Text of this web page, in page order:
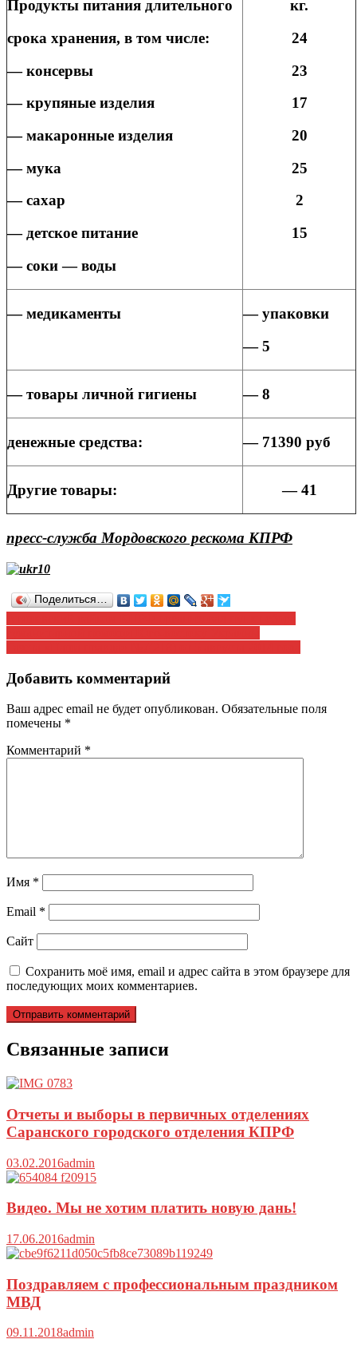
Продукты питания длительного
срока хранения, в том числе:
— консервы
— крупяные изделия
— макаронные изделия
— мука
— сахар
— детское питание
— соки — воды
кг.
24
23
17
20
25
2
15
— медикаменты
— упаковки
— 5
— товары личной гигиены — 8
денежные средства: — 71390 руб
Другие товары: — 41
пресс-служба Мордовского рескома КПРФ
Поделиться…
Навигация
по
Добавить комментарий
Ваш адрес email не будет опубликован. Обязательные поля
помечены *
Комментарий *
Имя *
Email *
Сайт
Сохранить моё имя, email и адрес сайта в этом браузере для
последующих моих комментариев.
Связанные записи
Отчеты и выборы в первичных отделениях
Саранского городского отделения КПРФ
03.02.2016admin
Видео. Мы не хотим платить новую дань!
17.06.2016admin
Поздравляем с профессиональным праздником
МВД
09.11.2018admin